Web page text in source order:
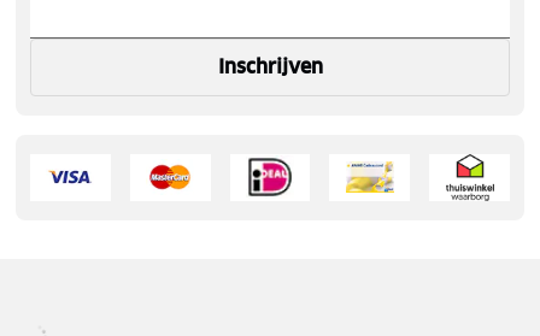
Inschrijven